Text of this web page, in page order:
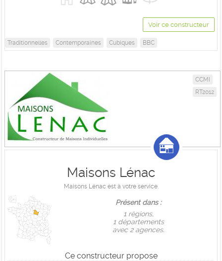
Voir ce constructeur
Traditionnelles Contemporaines Cubiques BBC
CCMI
RT2012
Maisons Lénac
Maisons Lénac est à votre service.
Présent dans :
1 règions,
1 départements
avec 2 agences.
Ce constructeur propose